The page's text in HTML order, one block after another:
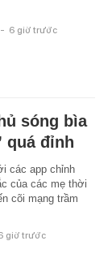
- 6 giờ trước
sóng bìa
quá đỉnh
các app chỉnh
của các mẹ thời
cõi mạng trầm
giờ trước